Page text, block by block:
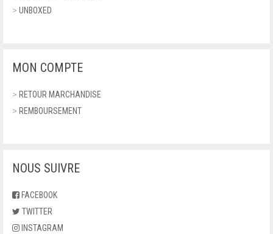
> UNBOXED
MON COMPTE
> RETOUR MARCHANDISE
> REMBOURSEMENT
NOUS SUIVRE
FACEBOOK
TWITTER
INSTAGRAM